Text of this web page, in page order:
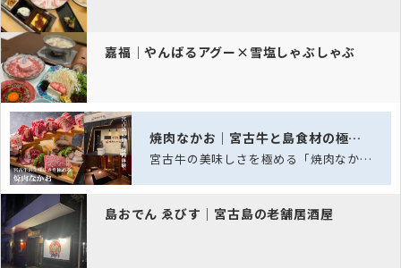
嘉福｜やんばるアグー×雪塩しゃぶしゃぶ
島おでん ゑびす｜宮古島の老舗居酒屋
焼肉なかお｜宮古牛と島食材の極上焼肉
宮古牛の美味しさを極める「焼肉なかお」──五感を満たす、島の極上焼肉体験